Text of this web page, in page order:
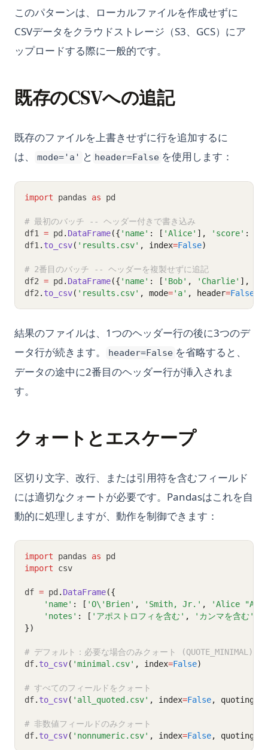
このパターンは、ローカルファイルを作成せずに
CSVデータをクラウドストレージ（S3、GCS）にア
ップロードする際に一般的です。
既存のCSVへの追記
既存のファイルを上書きせずに行を追加するに
は、
mode='a' と header=False を使用します：
import pandas as pd
# 最初のバッチ -- ヘッダー付きで書き込み
df1 = pd . DataFrame({ 'name' : [ 'Alice' ], 'score' : [
df1 . to_csv( 'results.csv' , index=False)
# 2番目のバッチ -- ヘッダーを複製せずに追記
df2 = pd . DataFrame({ 'name' : [ 'Bob' , 'Charlie' ],
df2 . to_csv( 'results.csv' , mode='a' , header=False
結果のファイルは、1つのヘッダー行の後に3つのデ
ータ行が続きます。
header=False を省略すると、
データの途中に2番目のヘッダー行が挿入されま
す。
クォートとエスケープ
区切り文字、改行、または引用符を含むフィールド
には適切なクォートが必要です。Pandasはこれを自
動的に処理しますが、動作を制御できます：
import pandas as pd
import csv
df = pd . DataFrame({
'name' : [ 'O\'Brien' , 'Smith, Jr.' ,
'Alice "Ace"
'notes' : [ 'アポストロフィを含む' , 'カンマを含む'
})
# デフォルト：必要な場合のみクォート (QUOTE_MINIMAL)
df. to_csv( 'minimal.csv' , index=False)
# すべてのフィールドをクォート
df. to_csv( 'all_quoted.csv' , index=False, quoting
# 非数値フィールドのみクォート
df. to_csv( 'nonnumeric.csv' , index=False, quoting